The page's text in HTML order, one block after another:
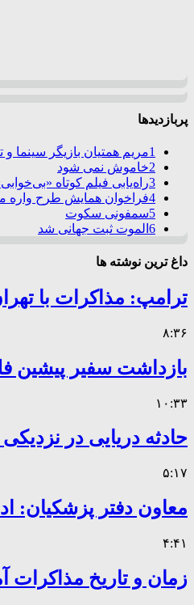
پربازدیدها
1مریم همتیان بازیگر سینما
2خاموش نمی شود
3راه‌یابی فیلم کوتاه
4فراخوان همایش طرح واره
5سمفونی سکوت
6 الموت ثبت جهانی شد
داغ ترین نوشته ها
ترامپ: مذاکرات با
۸:۳۶
بازداشت سفیر پیشین
۱۰:۳۳
حادثه دریایی در
۵:۱۷
معاون دفتر
۴:۴۱
زمان و تاریخ مذاکرات